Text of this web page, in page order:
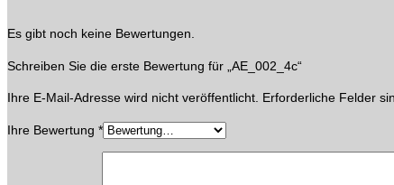
Es gibt noch keine Bewertungen.
Schreiben Sie die erste Bewertung für „AE_002_4c“
Ihre E-Mail-Adresse wird nicht veröffentlicht. Erforderliche Felder
Ihre Bewertung *